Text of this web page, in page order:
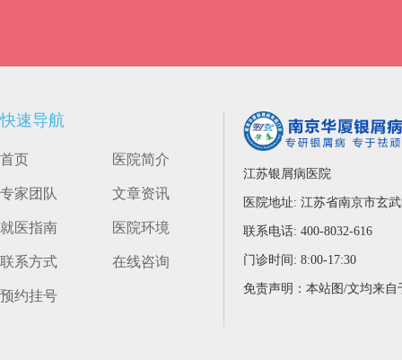
快速导航
首页 医院简介
专家团队 文章资讯
就医指南 医院环境
联系方式 在线咨询
预约挂号
江苏银屑病医院
医院地址: 江苏省南京市玄
联系电话: 400-8032-616
门诊时间: 8:00-17:30